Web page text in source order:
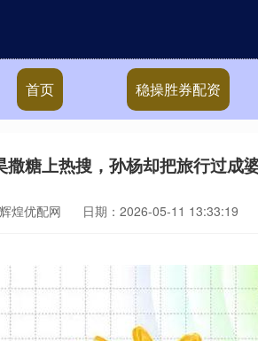
首页 稳操胜券配资
糖上热搜，孙杨却把旅行过成
煌优配网 日期：2026-05-11 13:33:19